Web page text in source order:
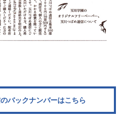
バックナンバーはこちら